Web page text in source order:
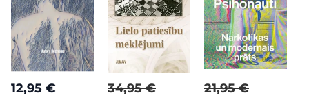
12,95 € 34,95 € 21,95 €